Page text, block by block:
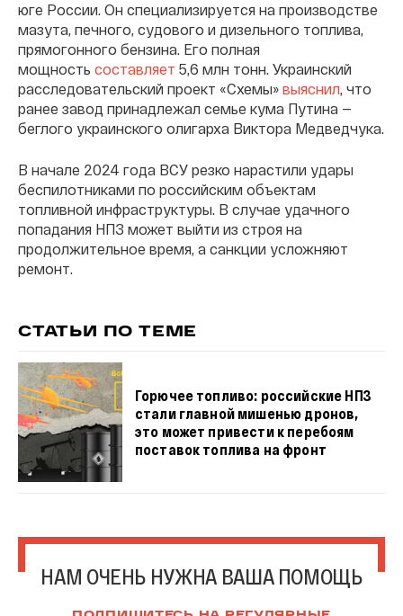
юге России. Он специализируется на производстве
мазута, печного, судового и дизельного топлива,
прямогонного бензина. Его полная
мощность составляет 5,6 млн тонн. Украинский
расследовательский проект «Схемы» выяснил, что
ранее завод принадлежал семье кума Путина —
беглого украинского олигарха Виктора Медведчука.
В начале 2024 года ВСУ резко нарастили удары
беспилотниками по российским объектам
топливной инфраструктуры. В случае удачного
попадания НПЗ может выйти из строя на
продолжительное время, а санкции усложняют
ремонт.
СТАТЬИ ПО ТЕМЕ
Горючее топливо: российские НПЗ
стали главной мишенью дронов,
это может привести к перебоям
поставок топлива на фронт
НАМ ОЧЕНЬ НУЖНА ВАША ПОМОЩЬ